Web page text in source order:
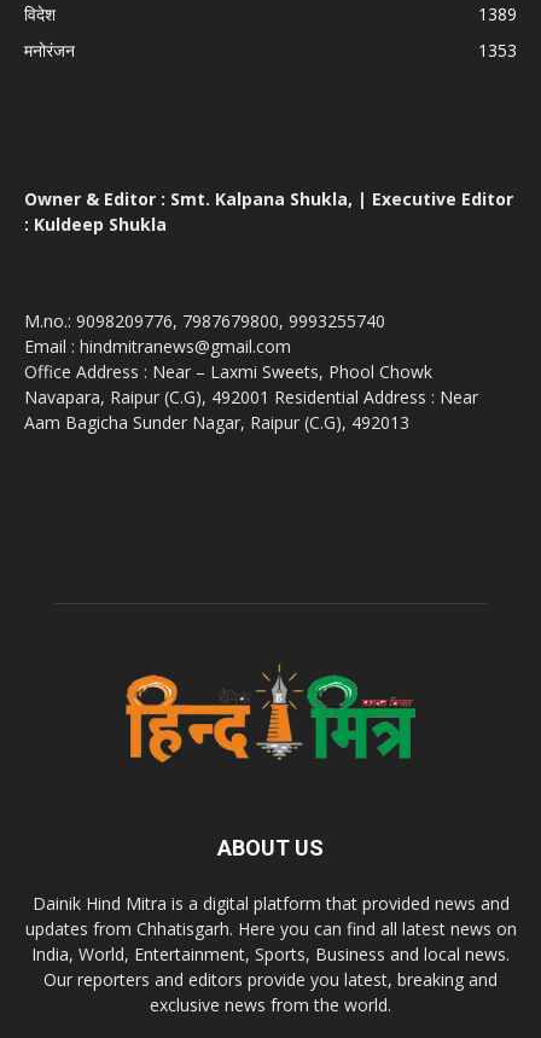
विदेश
1389
मनोरंजन
1353
Owner & Editor : Smt. Kalpana Shukla, | Executive Editor
: Kuldeep Shukla
M.no.: 9098209776, 7987679800, 9993255740
Email : hindmitranews@gmail.com
Office Address : Near – Laxmi Sweets, Phool Chowk
Navapara, Raipur (C.G), 492001 Residential Address : Near
Aam Bagicha Sunder Nagar, Raipur (C.G), 492013
ABOUT US
Dainik Hind Mitra is a digital platform that provided news and
updates from Chhatisgarh. Here you can find all latest news on
India, World, Entertainment, Sports, Business and local news.
Our reporters and editors provide you latest, breaking and
exclusive news from the world.